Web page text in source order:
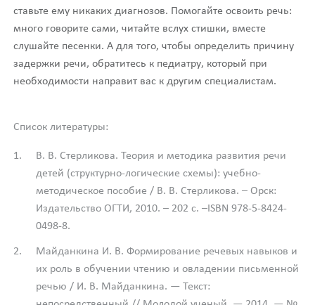
ставьте ему никаких диагнозов. Помогайте освоить речь:
много говорите сами, читайте вслух стишки, вместе
слушайте песенки. А для того, чтобы определить причину
задержки речи, обратитесь к педиатру, который при
необходимости направит вас к другим специалистам.
Список литературы:
В. В. Стерликова. Теория и методика развития речи
детей (структурно-логические схемы): учебно-
методическое пособие / В. В. Стерликова. – Орск:
Издательство ОГТИ, 2010. – 202 с. –ISBN 978-5-8424-
0498-8.
Майданкина И. В. Формирование речевых навыков и
их роль в обучении чтению и овладении письменной
речью / И. В. Майданкина. — Текст: